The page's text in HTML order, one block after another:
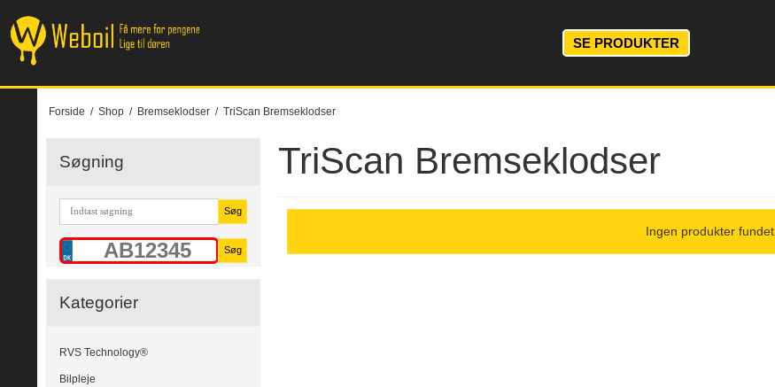
SE PRODUKTER
Forside / Shop / Bremseklodser / TriScan Bremseklodser
Søgning
Søg
Søg
Kategorier
RVS Technology®
Bilpleje
TriScan Bremseklodser
Ingen produkter fundet.